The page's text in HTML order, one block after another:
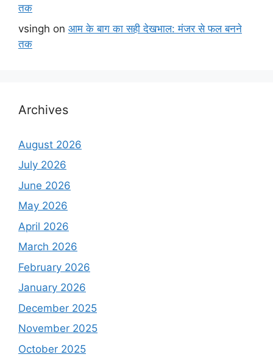
तक
vsingh on आम के बाग का सही देखभाल: मंजर से फल बनने
तक
Archives
August 2026
July 2026
June 2026
May 2026
April 2026
March 2026
February 2026
January 2026
December 2025
November 2025
October 2025